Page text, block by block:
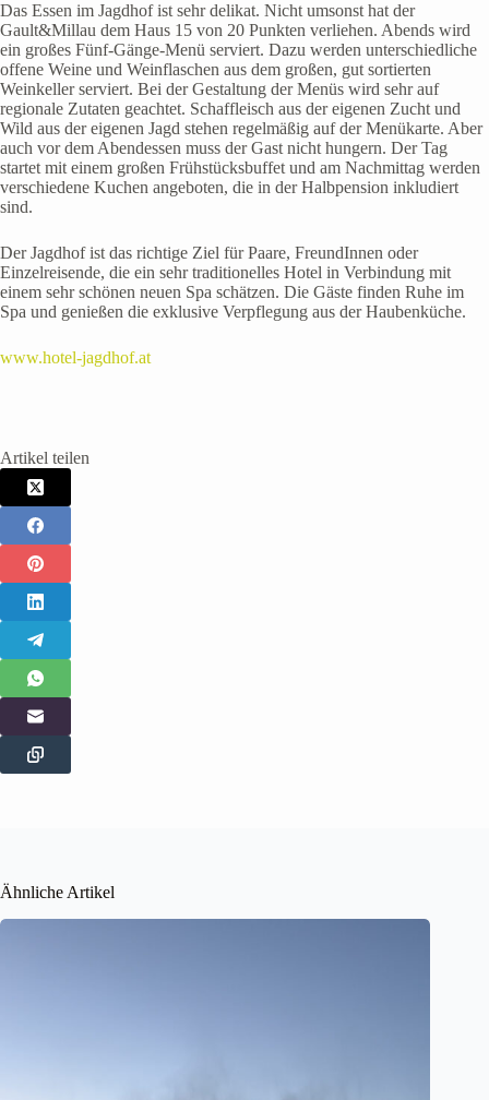
Das Essen im Jagdhof ist sehr delikat. Nicht umsonst hat der
Gault&Millau dem Haus 15 von 20 Punkten verliehen. Abends wird
ein großes Fünf-Gänge-Menü serviert. Dazu werden unterschiedliche
offene Weine und Weinflaschen aus dem großen, gut sortierten
Weinkeller serviert. Bei der Gestaltung der Menüs wird sehr auf
regionale Zutaten geachtet. Schaffleisch aus der eigenen Zucht und
Wild aus der eigenen Jagd stehen regelmäßig auf der Menükarte. Aber
auch vor dem Abendessen muss der Gast nicht hungern. Der Tag
startet mit einem großen Frühstücksbuffet und am Nachmittag werden
verschiedene Kuchen angeboten, die in der Halbpension inkludiert
sind.
Der Jagdhof ist das richtige Ziel für Paare, FreundInnen oder
Einzelreisende, die ein sehr traditionelles Hotel in Verbindung mit
einem sehr schönen neuen Spa schätzen. Die Gäste finden Ruhe im
Spa und genießen die exklusive Verpflegung aus der Haubenküche.
www.hotel-jagdhof.at
Artikel teilen
Ähnliche Artikel